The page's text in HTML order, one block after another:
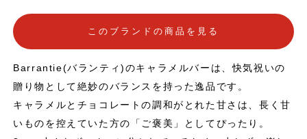
このブランドの商品を見る
Barrantie(バランティ)のキャラメルバーは、快気祝いの
贈り物として絶妙のバランスを持った逸品です。
キャラメルとチョコレートの調和がとれた甘さは、長く甘
いものを控えていた方の「ご褒美」としてぴったり。